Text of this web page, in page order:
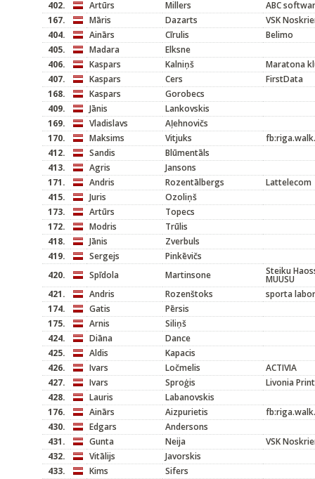
402.
Artūrs Millers
ABC
167.
Māris Dazarts
VSK
404.
Ainārs Cīrulis
Belimo
405.
Madara
Elksne
406.
Kaspars Kalniņš
Maratona
407.
Kaspars Cers
FirstData
168.
Kaspars
Gorobecs
409.
Jānis
Lankovskis
169.
Vladislavs
Aļehnovičs
170.
Maksims Vitjuks
412.
Sandis
Blūmentāls
413.
Agris
Jansons
171.
Andris Rozentālbergs
Lattelecom
415.
Juris
Ozoliņš
173.
Artūrs
Topecs
172.
Modris
Trūlis
418.
Jānis
Zverbuls
419.
Sergejs
Pinkēvičs
420.
Spīdola Martinsone Steiku
MUUSU
421.
Andris Rozenštoks
sporta
174.
Gatis
Pērsis
175.
Arnis
Siliņš
424.
Diāna
Dance
425.
Aldis
Kapacis
426.
Ivars Ločmelis
ACTIVIA
427.
Ivars Sproģis
Livonia Print
428.
Lauris
Labanovskis
176.
Ainārs Aizpurietis
430.
Edgars
Andersons
431.
Gunta Neija
VSK
432.
Vitālijs
Javorskis
433.
Kims
Sifers